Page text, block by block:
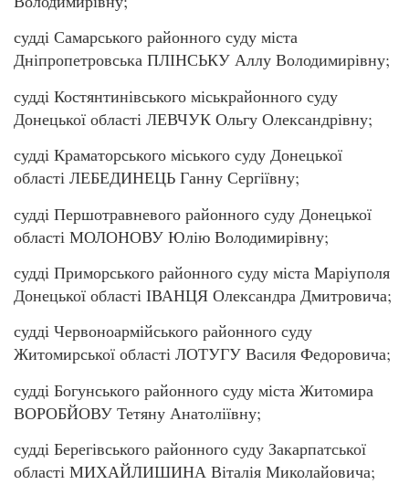
судді Самарського районного суду міста
Дніпропетровська ПЛІНСЬКУ Аллу Володимирівну;
судді Костянтинівського міськрайонного суду
Донецької області ЛЕВЧУК Ольгу Олександрівну;
судді Краматорського міського суду Донецької
області ЛЕБЕДИНЕЦЬ Ганну Сергіївну;
судді Першотравневого районного суду Донецької
області МОЛОНОВУ Юлію Володимирівну;
судді Приморського районного суду міста Маріуполя
Донецької області ІВАНЦЯ Олександра Дмитровича;
судді Червоноармійського районного суду
Житомирської області ЛОТУГУ Василя Федоровича;
судді Богунського районного суду міста Житомира
ВОРОБЙОВУ Тетяну Анатоліївну;
судді Берегівського районного суду Закарпатської
області МИХАЙЛИШИНА Віталія Миколайовича;